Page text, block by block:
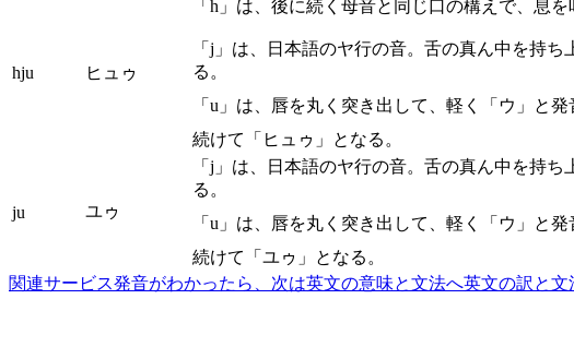
hju ヒュゥ
「h」は、後に続く母音と同じ口の構えで、息
「j」は、日本語のヤ行の音。舌の真ん中を持
る。
「u」は、唇を丸く突き出して、軽く「ウ」と発
続けて「ヒュゥ」となる。
ju ユゥ
「j」は、日本語のヤ行の音。舌の真ん中を持
る。
「u」は、唇を丸く突き出して、軽く「ウ」と発
続けて「ユゥ」となる。
関連サービス発音がわかったら、次は英文の意味と文法へ英文の訳と文